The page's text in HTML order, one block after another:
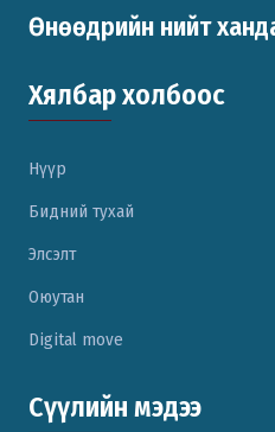
Өнөөдрийн нийт
Хялбар холбоос
Нүүр
Бидний тухай
Элсэлт
Оюутан
Digital move
Сүүлийн мэдээ